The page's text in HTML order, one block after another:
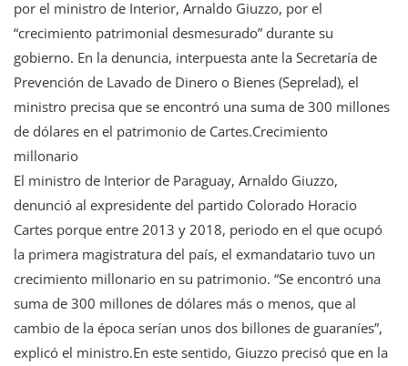
por el ministro de Interior, Arnaldo Giuzzo, por el
“crecimiento patrimonial desmesurado” durante su
gobierno. En la denuncia, interpuesta ante la Secretaría de
Prevención de Lavado de Dinero o Bienes (Seprelad), el
ministro precisa que se encontró una suma de 300 millones
de dólares en el patrimonio de Cartes.Crecimiento
millonario
El ministro de Interior de Paraguay, Arnaldo Giuzzo,
denunció al expresidente del partido Colorado Horacio
Cartes porque entre 2013 y 2018, periodo en el que ocupó
la primera magistratura del país, el exmandatario tuvo un
crecimiento millonario en su patrimonio. “Se encontró una
suma de 300 millones de dólares más o menos, que al
cambio de la época serían unos dos billones de guaraníes”,
explicó el ministro.En este sentido, Giuzzo precisó que en la